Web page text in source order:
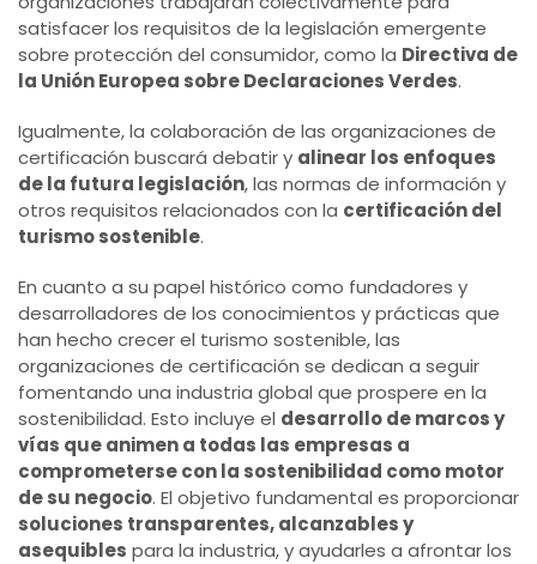
satisfacer los requisitos de la legislación emergente
sobre protección del consumidor, como la Directiva de
la Unión Europea sobre Declaraciones Verdes.
Igualmente, la colaboración de las organizaciones de
certificación buscará debatir y alinear los enfoques
de la futura legislación, las normas de información y
otros requisitos relacionados con la certificación del
turismo sostenible.
En cuanto a su papel histórico como fundadores y
desarrolladores de los conocimientos y prácticas que
han hecho crecer el turismo sostenible, las
organizaciones de certificación se dedican a seguir
fomentando una industria global que prospere en la
sostenibilidad. Esto incluye el desarrollo de marcos y
vías que animen a todas las empresas a
comprometerse con la sostenibilidad como motor
de su negocio. El objetivo fundamental es proporcionar
soluciones transparentes, alcanzables y
asequibles para la industria, y ayudarles a afrontar los